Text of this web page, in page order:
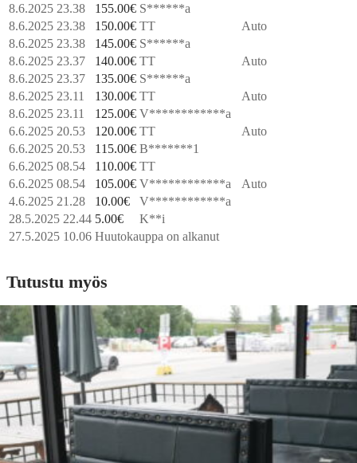
8.6.2025 23.38
155.00€ S******a
8.6.2025 23.38
150.00€ TT
Auto
8.6.2025 23.38
145.00€ S******a
8.6.2025 23.37
140.00€ TT
Auto
8.6.2025 23.37
135.00€ S******a
8.6.2025 23.11
130.00€ TT
Auto
8.6.2025 23.11
125.00€ V************a
6.6.2025 20.53
120.00€ TT
Auto
6.6.2025 20.53
115.00€ B*******1
6.6.2025 08.54
110.00€ TT
6.6.2025 08.54
105.00€ V************a
Auto
4.6.2025 21.28
10.00€
V************a
28.5.2025 22.44 5.00€
K**i
27.5.2025 10.06 Huutokauppa on alkanut
Tutustu myös